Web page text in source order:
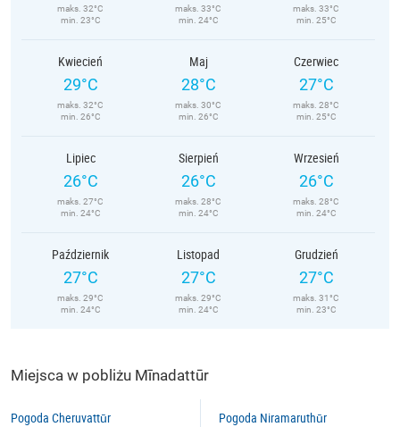
maks. 32°C
min. 23°C
maks. 33°C
min. 24°C
maks. 33°C
min. 25°C
Kwiecień
29°C
maks. 32°C
min. 26°C
Maj
28°C
maks. 30°C
min. 26°C
Czerwiec
27°C
maks. 28°C
min. 25°C
Lipiec
26°C
maks. 27°C
min. 24°C
Sierpień
26°C
maks. 28°C
min. 24°C
Wrzesień
26°C
maks. 28°C
min. 24°C
Październik
27°C
maks. 29°C
min. 24°C
Listopad
27°C
maks. 29°C
min. 24°C
Grudzień
27°C
maks. 31°C
min. 23°C
Miejsca w pobliżu Mīnadattūr
Pogoda Cheruvattūr Pogoda Niramaruthūr